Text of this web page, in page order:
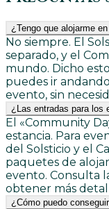
¿Tengo que alojarme
No siempre. El
separado, y el
mundo. Dicho
puedes ir
evento, sin
¿Las entradas para los
El «Community
estancia. Para
del Solsticio y el
paquetes de
evento. Consulta
obtener más
¿Cómo puedo